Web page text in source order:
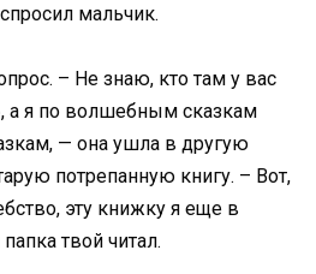
мальчик.
– Не знаю, кто там у вас
а я по волшебным сказкам
— она ушла в другую
потрепанную книгу. – Вот,
эту книжку я еще в
твой читал.